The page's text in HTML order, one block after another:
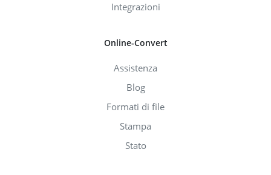
Integrazioni
Online-Convert
Assistenza
Blog
Formati di file
Stampa
Stato